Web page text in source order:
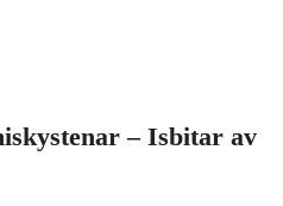
– Isbitar av